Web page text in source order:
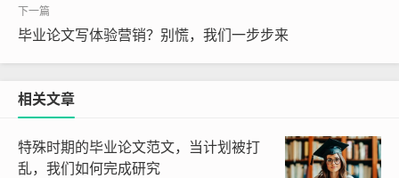
毕业论文写体验营销？别慌，我们一步步来
相关文章
特殊时期的毕业论文范文，当计划被打
乱，我们如何完成研究